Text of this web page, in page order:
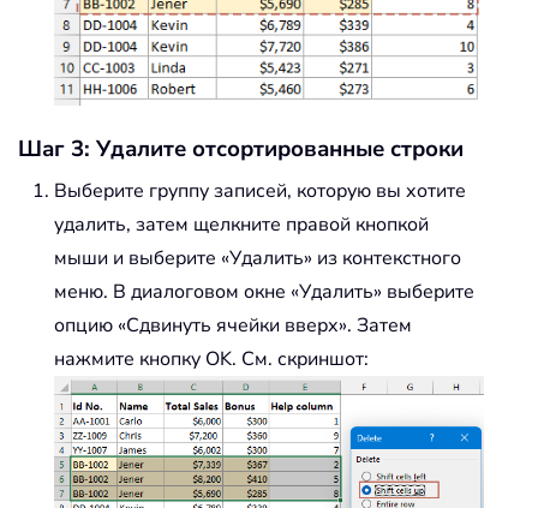
Шаг 3: Удалите отсортированные строки
Выберите группу записей, которую вы хотите
удалить, затем щелкните правой кнопкой
мыши и выберите «Удалить» из контекстного
меню. В диалоговом окне «Удалить» выберите
опцию «Сдвинуть ячейки вверх». Затем
нажмите кнопку OK. См. скриншот: